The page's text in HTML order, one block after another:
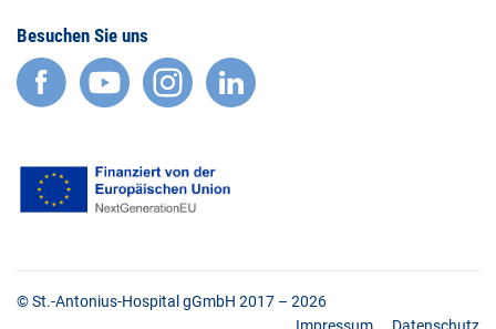
Besuchen Sie uns
facebook
YouTube
Instagram
© St.-Antonius-Hospital gGmbH 2017 – 2026
Impressum
Datenschutz